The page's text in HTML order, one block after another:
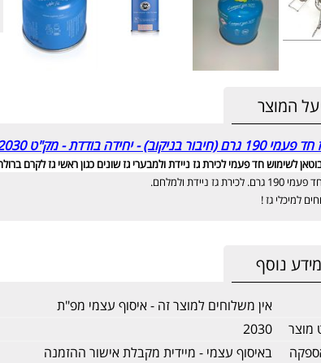
על המוצר
בניקוב) - יחידה בודדת - מק"ט 2030
לשימוש חד פעמי לכירת גז ניידת ולמבערי גז שונים כגון ראשי גז לקרם
גז ניידת ולמלחם.
למיכלי גז !
מידע נוסף
אין משלוחים למוצר זה - איסוף עצמי מפ"ת
מוצר
2030
באיסוף עצמי - מיידית מקבלת אישור ההזמנה